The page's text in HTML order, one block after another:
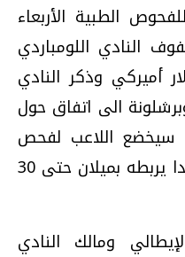
الطبية الأربعاء
النادي اللومباردي
مليون دولار أميركي وذكر النادي
الى اتفاق حول
سيخضع اللاعب لفحص
طبي يوم الأربعاء ويوقع عقدا يربطه بميلان حتى 30
ومالك النادي